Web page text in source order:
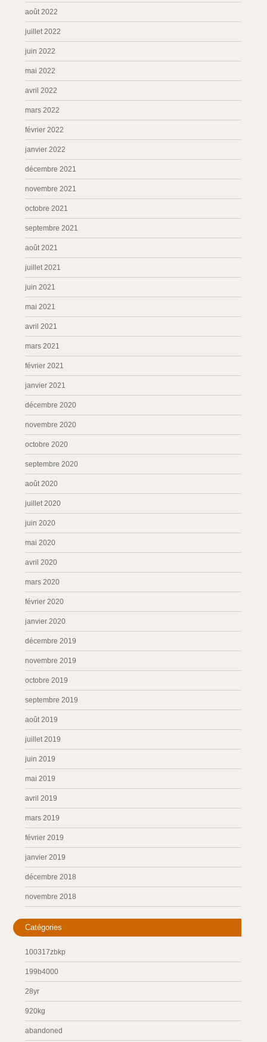
août 2022
juillet 2022
juin 2022
mai 2022
avril 2022
mars 2022
février 2022
janvier 2022
décembre 2021
novembre 2021
octobre 2021
septembre 2021
août 2021
juillet 2021
juin 2021
mai 2021
avril 2021
mars 2021
février 2021
janvier 2021
décembre 2020
novembre 2020
octobre 2020
septembre 2020
août 2020
juillet 2020
juin 2020
mai 2020
avril 2020
mars 2020
février 2020
janvier 2020
décembre 2019
novembre 2019
octobre 2019
septembre 2019
août 2019
juillet 2019
juin 2019
mai 2019
avril 2019
mars 2019
février 2019
janvier 2019
décembre 2018
novembre 2018
Catégories
100317zbkp
199b4000
28yr
920kg
abandoned